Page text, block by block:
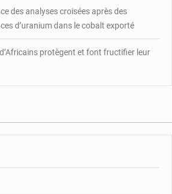
des analyses croisées après des
d’uranium dans le cobalt exporté
protègent et font fructifier leur